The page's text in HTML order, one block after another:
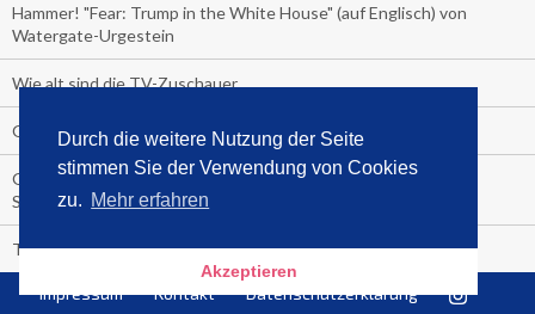
Durch die weitere Nutzung der Seite
stimmen Sie der Verwendung von Cookies
zu. Mehr erfahren
Akzeptieren
Hammer! "Fear: Trump in the White House" (auf Englisch) von
Watergate-Urgestein
Wie alt sind die TV-Zuschauer
Geisterfahrer auf Überholspur
Gegen Einsamkeit: Single-Haushalte schauen täglich fast 6
Stunden TV
TV-Quote:
Italienisches Kochbuch schießt auf Nummer 1 in Deutschland,
Impressum Kontakt Datenschutzerklärung